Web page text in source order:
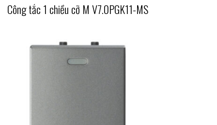
Công tắc 1 chiều cỡ M V7.0PGK11-MS